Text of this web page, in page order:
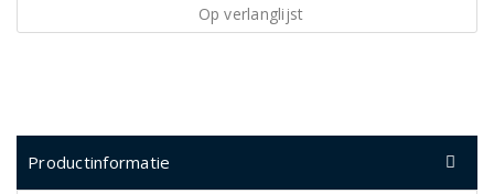
Op verlanglijst
Productinformatie